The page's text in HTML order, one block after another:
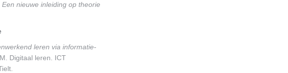
nieuwe inleiding op theorie
leren via informatie-
M. Digitaal leren. ICT